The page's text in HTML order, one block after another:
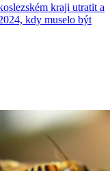
kraji utratit a
kdy muselo být